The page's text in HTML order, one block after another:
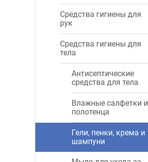
Средства гигиены для
рук
Средства гигиены для
тела
Антисептические
средства для тела
Влажные салфетки и
полотенца
Гели, пенки, крема и
шампуни